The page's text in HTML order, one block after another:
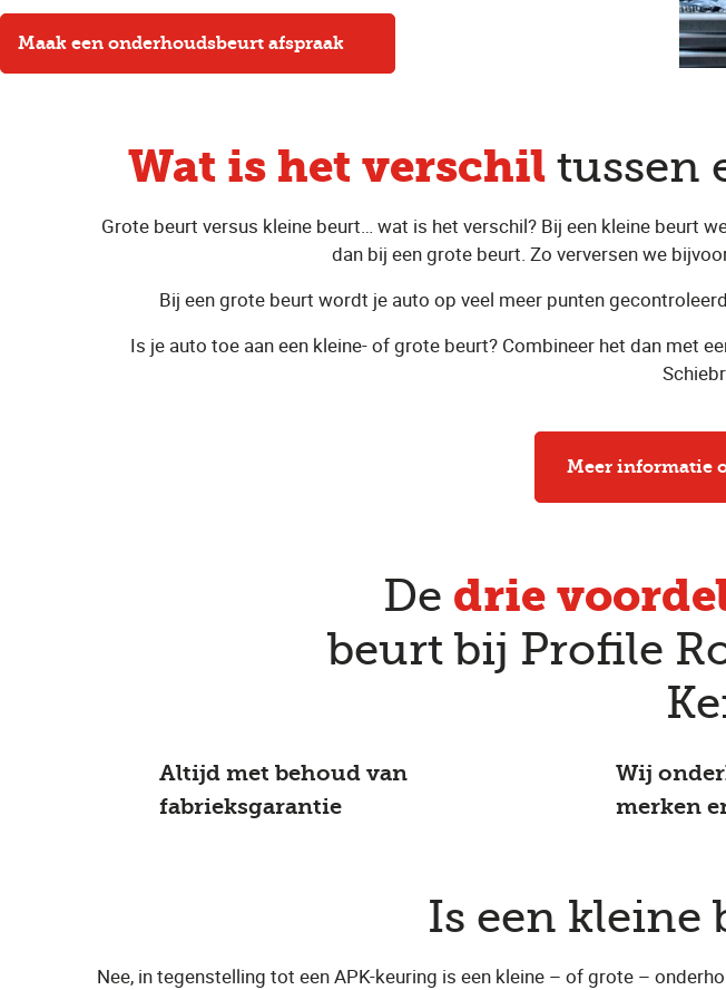
Maak een onderhoudsbeurt afspraak
Wat is het verschil tussen
Grote beurt versus kleine beurt… wat is het verschil? Bij een kleine beurt
dan bij een grote beurt. Zo verversen we
Bij een grote beurt wordt je auto op veel meer punten
Is je auto toe aan een kleine- of grote beurt? Combineer het dan met
Meer informatie
De drie
beurt bij Profile
Altijd met behoud van
fabrieksgarantie
Wij
merken
Is een kleine
Nee, in tegenstelling tot een APK-keuring is een kleine – of grote –